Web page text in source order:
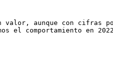
valor, aunque con cifras
el comportamiento en